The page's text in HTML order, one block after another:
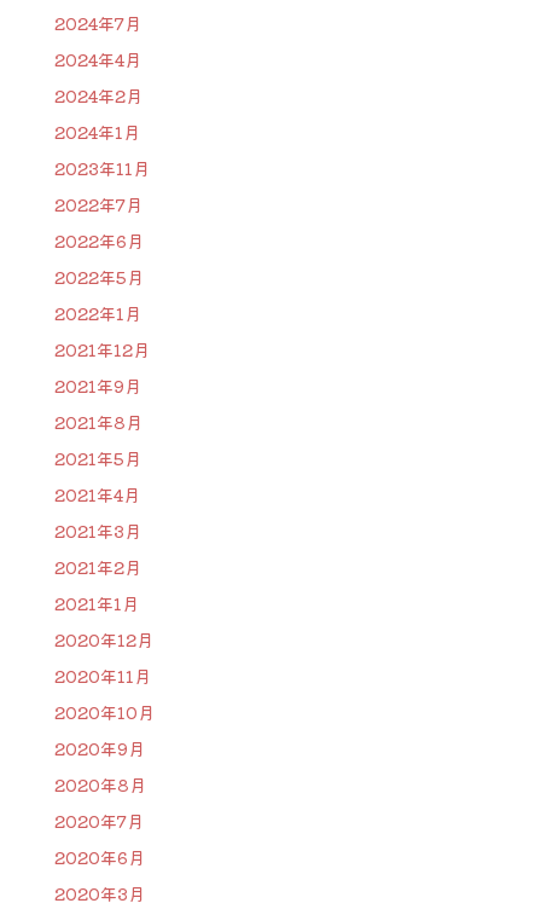
2024年7月
2024年4月
2024年2月
2024年1月
2023年11月
2022年7月
2022年6月
2022年5月
2022年1月
2021年12月
2021年9月
2021年8月
2021年5月
2021年4月
2021年3月
2021年2月
2021年1月
2020年12月
2020年11月
2020年10月
2020年9月
2020年8月
2020年7月
2020年6月
2020年3月